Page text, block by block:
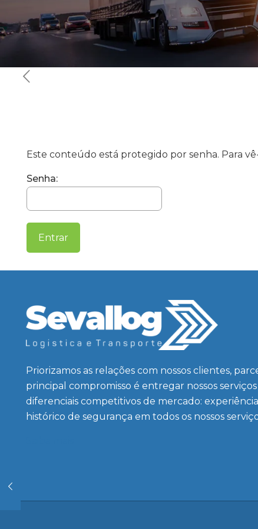
Este conteúdo está protegido por senha. Para
Senha:
Priorizamos as relações com nossos clientes,
principal compromisso é entregar nossos
diferenciais competitivos de mercado:
histórico de segurança em todos os nossos